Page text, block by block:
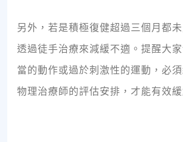
另外，若是積極復健超過三個月都
透過徒手治療來減緩不適。提醒大
當的動作或過於刺激性的運動，必
物理治療師的評估安排，才能有效緩